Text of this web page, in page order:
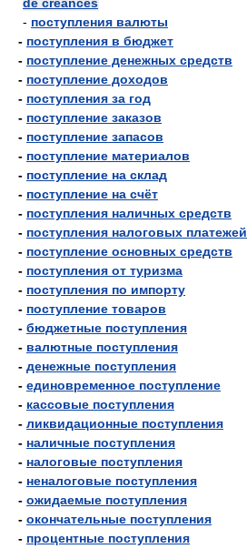
- поступления валюты
- поступления в бюджет
- поступление денежных средств
- поступление доходов
- поступления за год
- поступление заказов
- поступление запасов
- поступление материалов
- поступление на склад
- поступление на счёт
- поступления наличных средств
- поступления налоговых платежей
- поступление основных средств
- поступления от туризма
- поступления по импорту
- поступление товаров
- бюджетные поступления
- валютные поступления
- денежные поступления
- единовременное поступление
- кассовые поступления
- ликвидационные поступления
- наличные поступления
- налоговые поступления
- неналоговые поступления
- ожидаемые поступления
- окончательные поступления
- процентные поступления